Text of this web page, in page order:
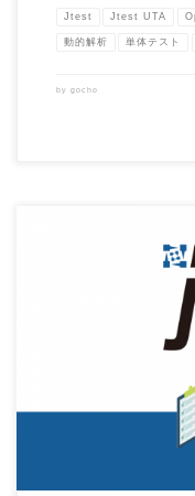
Jtest Jtest UTA
動的解析 単体テスト
by gocho
Parasoft Jtest 2024.1 がリリ